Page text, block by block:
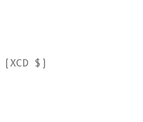
$)